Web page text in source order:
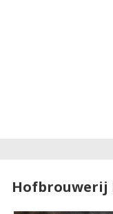
Hofbrouwerij